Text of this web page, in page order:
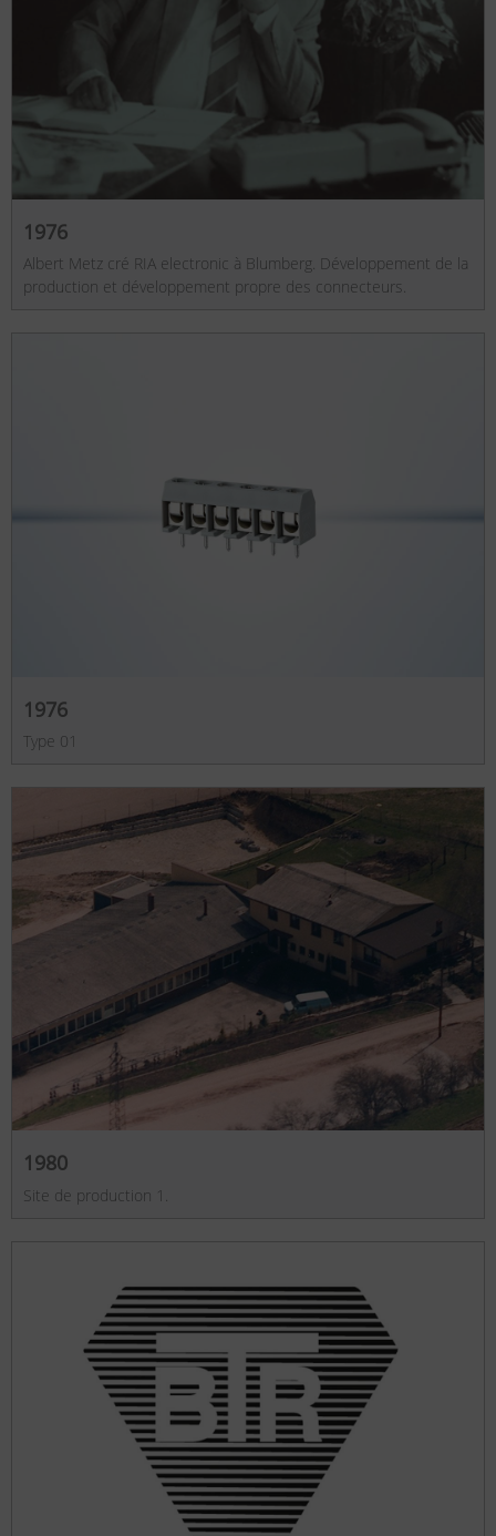
1976
Albert Metz cré RIA electronic à Blumberg. Développement de la
production et développement propre des connecteurs.
1976
Type 01
1980
Site de production 1.